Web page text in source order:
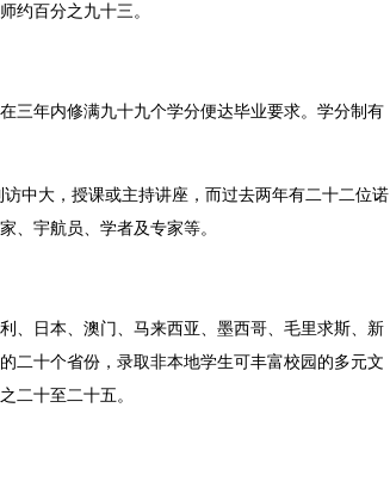
约百分之九十三。
三年内修满九十九个学分便达毕业要求。学分制有
中大，授课或主持讲座，而过去两年有二十二位诺
、宇航员、学者及专家等。
、日本、澳门、马来西亚、墨西哥、毛里求斯、新
二十个省份，录取非本地学生可丰富校园的多元文
二十至二十五。